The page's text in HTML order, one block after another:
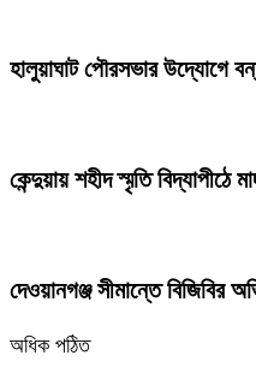
হালুয়াঘাট পৌরসভার উদ্যোগে
কেন্দুয়ায় শহীদ স্মৃতি
দেওয়ানগঞ্জ সীমান্তে বিজিবির
অধিক পঠিত